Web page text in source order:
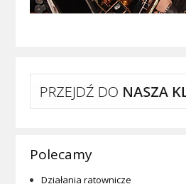
Polecamy
Działania ratownicze